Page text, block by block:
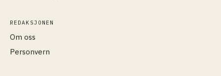
REDAKSJONEN
Om oss
Personvern